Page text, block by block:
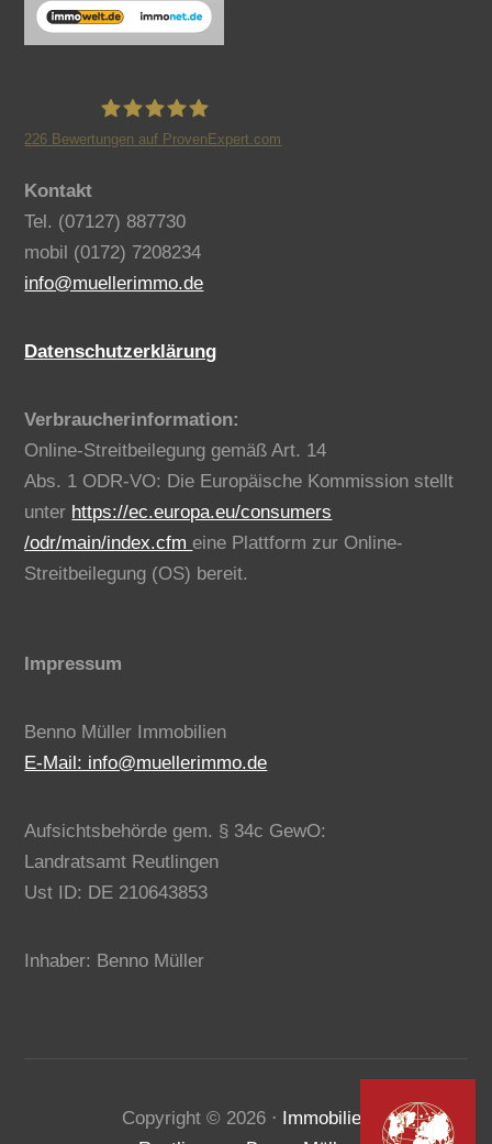
226 Bewertungen auf ProvenExpert.com
Kontakt
Tel. (07127) 887730
mobil (0172) 7208234
info@muellerimmo.de
Datenschutzerklärung
Verbraucherinformation:
Online-Streitbeilegung gemäß Art. 14
Abs. 1 ODR-VO: Die Europäische Kommission stellt
unter https://ec.europa.eu/consumers
/odr/main/index.cfmeine Plattform zur Online-
Streitbeilegung (OS) bereit.
Impressum
Benno Müller Immobilien
E-Mail: info@muellerimmo.de
Aufsichtsbehörde gem. § 34c GewO:
Landratsamt Reutlingen
Ust ID: DE 210643853
Inhaber: Benno Müller
Copyright © 2026⋅ Immobilien
Kundenbewertungen und Erfahrungen zu
Benno Müller Immobilien